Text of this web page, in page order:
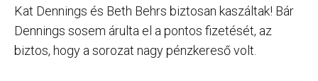
Kat Dennings és Beth Behrs biztosan kaszáltak! Bár
Dennings sosem árulta el a pontos fizetését, az
biztos, hogy a sorozat nagy pénzkereső volt.